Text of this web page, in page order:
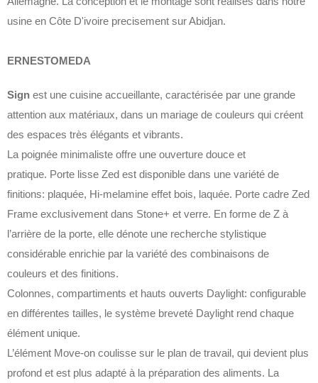
usine en Côte D'ivoire precisement sur Abidjan.
ERNESTOMEDA
Sign est une cuisine accueillante, caractérisée par une grande
attention aux matériaux, dans un mariage de couleurs qui créent
des espaces très élégants et vibrants.‎
La poignée minimaliste offre une ouverture douce et
pratique.‎ Porte lisse Zed est disponible dans une variété de
finitions: plaquée, Hi-melamine effet bois, laquée.‎ Porte cadre Zed
Frame exclusivement dans Stone+ et verre.‎ En forme de Z à
l’arrière de la porte, elle dénote une recherche stylistique
considérable enrichie par la variété des combinaisons de
couleurs et des finitions.‎
Colonnes, compartiments et hauts ouverts Daylight: configurable
en différentes tailles, le système breveté Daylight rend chaque
élément unique.‎
L’élément Move-on coulisse sur le plan de travail, qui devient plus
profond et est plus adapté à la préparation des aliments.‎ La